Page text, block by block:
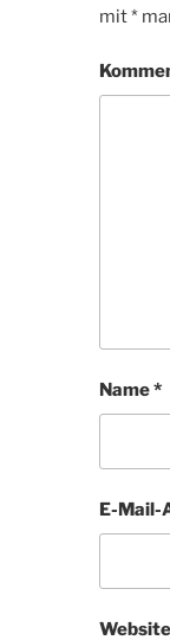
mit*
Name*
E-Mail-
Website